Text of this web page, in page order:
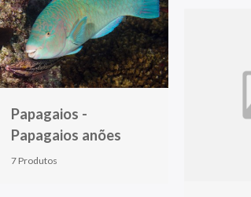
Papagaios -
Papagaios anões
7 Produtos